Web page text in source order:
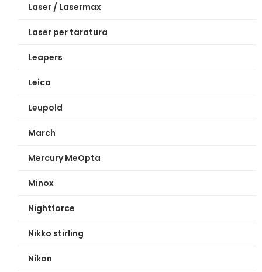
Laser / Lasermax
Laser per taratura
Leapers
Leica
Leupold
March
Mercury MeOpta
Minox
Nightforce
Nikko stirling
Nikon